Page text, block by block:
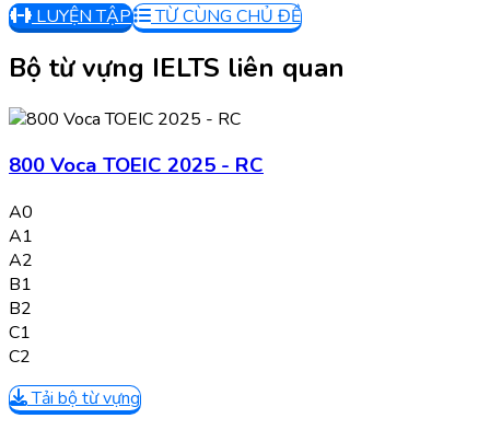
LUYỆN TẬP
TỪ CÙNG CHỦ ĐỀ
Bộ từ vựng IELTS liên quan
800 Voca TOEIC 2025 - RC
A0
A1
A2
B1
B2
C1
C2
Tải bộ từ vựng